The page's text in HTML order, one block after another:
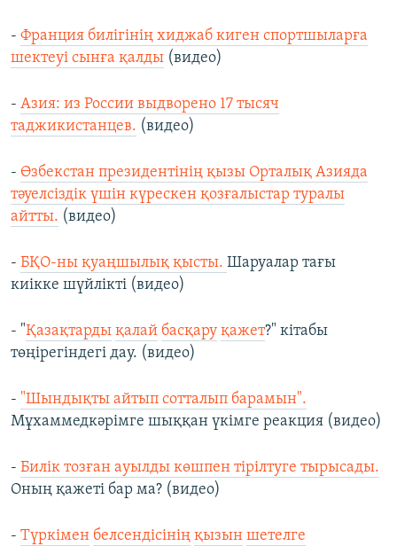
- Франция билігінің хиджаб киген спортшыларға
шектеуі сынға қалды (видео)
- Азия: из России выдворено 17 тысяч
таджикистанцев. (видео)
- Өзбекстан президентінің қызы Орталық Азияда
тәуелсіздік үшін күрескен қозғалыстар туралы
айтты. (видео)
- БҚО-ны қуаңшылық қысты. Шаруалар тағы
киікке шүйлікті (видео)
- "Қазақтарды қалай басқару қажет?" кітабы
төңірегіндегі дау. (видео)
- "Шындықты айтып сотталып барамын".
Мұхаммедкәрімге шыққан үкімге реакция (видео)
- Билік тозған ауылды көшпен тірілтуге тырысады.
Оның қажеті бар ма? (видео)
- Түркімен белсендісінің қызын шетелге